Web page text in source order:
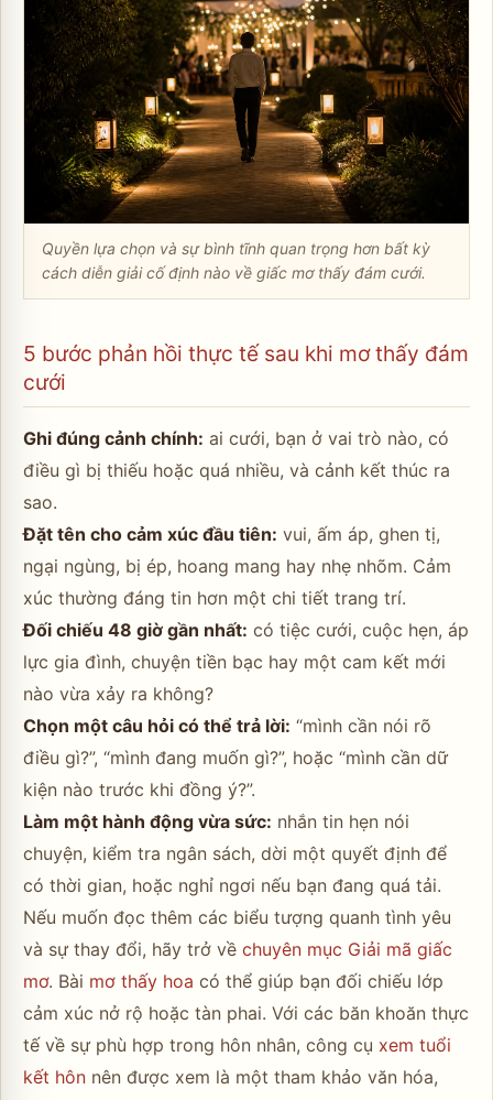
Quyền lựa chọn và sự bình tĩnh quan trọng hơn bất kỳ
cách diễn giải cố định nào về giấc mơ thấy đám cưới.
5 bước phản hồi thực tế sau khi mơ thấy đám
cưới
Ghi đúng cảnh chính: ai cưới, bạn ở vai trò nào, có
điều gì bị thiếu hoặc quá nhiều, và cảnh kết thúc ra
sao.
Đặt tên cho cảm xúc đầu tiên: vui, ấm áp, ghen tị,
ngại ngùng, bị ép, hoang mang hay nhẹ nhõm. Cảm
xúc thường đáng tin hơn một chi tiết trang trí.
Đối chiếu 48 giờ gần nhất: có tiệc cưới, cuộc hẹn, áp
lực gia đình, chuyện tiền bạc hay một cam kết mới
nào vừa xảy ra không?
Chọn một câu hỏi có thể trả lời: “mình cần nói rõ
điều gì?”, “mình đang muốn gì?”, hoặc “mình cần dữ
kiện nào trước khi đồng ý?”.
Làm một hành động vừa sức: nhắn tin hẹn nói
chuyện, kiểm tra ngân sách, dời một quyết định để
có thời gian, hoặc nghỉ ngơi nếu bạn đang quá tải.
Nếu muốn đọc thêm các biểu tượng quanh tình yêu
và sự thay đổi, hãy trở về chuyên mục Giải mã giấc
mơ. Bài mơ thấy hoa có thể giúp bạn đối chiếu lớp
cảm xúc nở rộ hoặc tàn phai. Với các băn khoăn thực
tế về sự phù hợp trong hôn nhân, công cụ xem tuổi
kết hôn nên được xem là một tham khảo văn hóa,